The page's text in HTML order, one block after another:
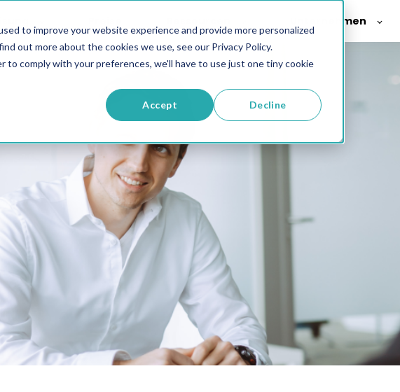
to improve your website experience and provide more personalized
out more about the cookies we use, see our Privacy Policy.
comply with your preferences, we'll have to use just one tiny cookie
Accept Decline
Unternehmen